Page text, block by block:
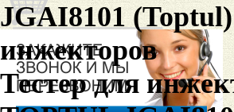
JGAI8101 (Toptul
инжекторов
Тестер для